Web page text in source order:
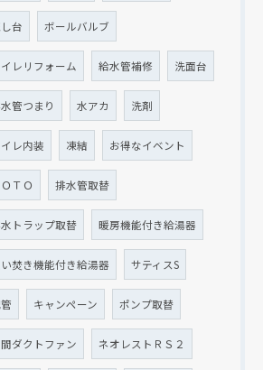
台 ボールバルブ
イレリフォーム 給水管補修 洗面台
管つまり 水アカ 洗剤
イレ内装 凍結 お得なイベント
ＴＯ 排水管取替
トラップ取替 暖房機能付き給湯器
焚き機能付き給湯器 サティスS
キャンペーン ポンプ取替
ダクトファン ネオレストＲＳ２